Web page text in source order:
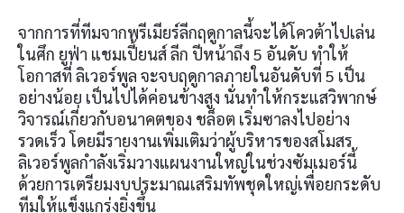
จากการที่ทีมจากพรีเมียร์ลีกฤดูกาลนี้จะได้โควต้าไปเล่น
ในศึก ยูฟ่า แชมเปี้ยนส์ ลีก ปีหน้าถึง 5 อันดับ ทำให้
โอกาสที่ ลิเวอร์พูล จะจบฤดูกาลภายในอันดับที่ 5 เป็น
อย่างน้อย เป็นไปได้ค่อนข้างสูง นั่นทำให้กระแสวิพากษ์
วิจารณ์เกี่ยวกับอนาคตของ ชล็อต เริ่มซาลงไปอย่าง
รวดเร็ว โดยมีรายงานเพิ่มเติมว่าผู้บริหารของสโมสร
ลิเวอร์พูลกำลังเริ่มวางแผนงานใหญ่ในช่วงซัมเมอร์นี้
ด้วยการเตรียมงบประมาณเสริมทัพชุดใหญ่เพื่อยกระดับ
ทีมให้แข็งแกร่งยิ่งขึ้น